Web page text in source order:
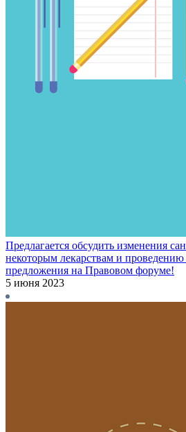
Предлагается обсудить изменения
некоторым лекарствам и
предложения на Правовом форуме!
5 июня 2023